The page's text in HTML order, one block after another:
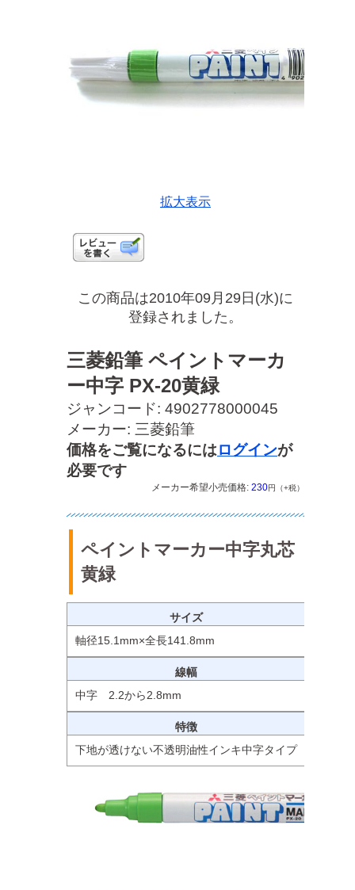
拡大表示
三菱鉛筆 ペイントマーカ
ー中字 PX-20黄緑
ジャンコード: 4902778000045
メーカー: 三菱鉛筆
価格をご覧になるにはログインが
必要です
メーカー希望小売価格: 230円（+税）
ペイントマーカー中字丸芯
黄緑
サイズ
軸径15.1mm×全長141.8mm
線幅
中字 2.2から2.8mm
特徴
下地が透けない不透明油性インキ中字タイプ
この商品は2010年09月29日(水)に
登録されました。